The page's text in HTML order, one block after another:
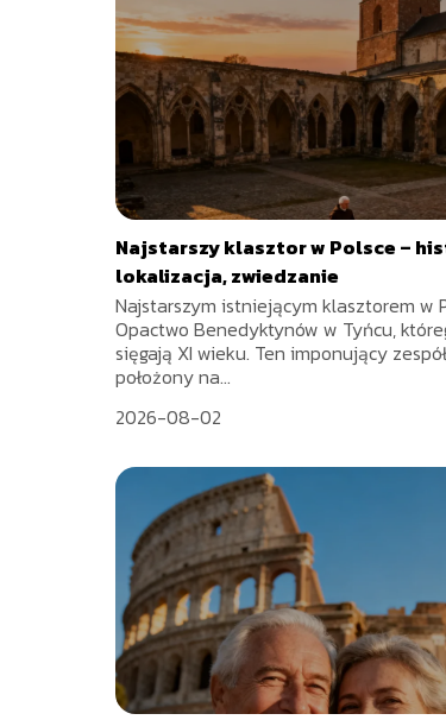
Najstarszy klasztor w Polsce –
lokalizacja, zwiedzanie
Najstarszym istniejącym klasztorem w
Opactwo Benedyktynów w Tyńcu,
sięgają XI wieku. Ten imponujący
położony na...
2026-08-02